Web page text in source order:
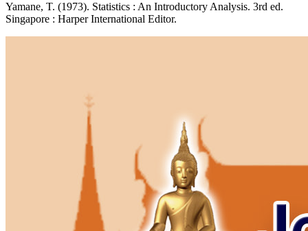
Yamane, T. (1973). Statistics : An Introductory Analysis. 3rd ed.
Singapore : Harper International Editor.